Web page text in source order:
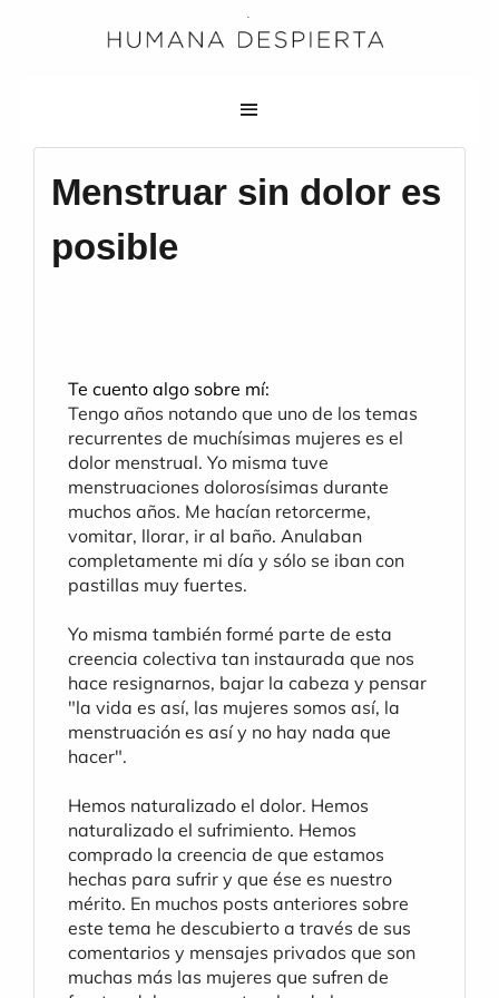
Menstruar sin dolor es
posible
Te cuento algo sobre mí:
Tengo años notando que uno de los temas
recurrentes de muchísimas mujeres es el
dolor menstrual. Yo misma tuve
menstruaciones dolorosísimas durante
muchos años. Me hacían retorcerme,
vomitar, llorar, ir al baño. Anulaban
completamente mi día y sólo se iban con
pastillas muy fuertes.
Yo misma también formé parte de esta
creencia colectiva tan instaurada que nos
hace resignarnos, bajar la cabeza y pensar
"la vida es así, las mujeres somos así, la
menstruación es así y no hay nada que
hacer".
Hemos naturalizado el dolor. Hemos
naturalizado el sufrimiento. Hemos
comprado la creencia de que estamos
hechas para sufrir y que ése es nuestro
mérito. En muchos posts anteriores sobre
este tema he descubierto a través de sus
comentarios y mensajes privados que son
muchas más las mujeres que sufren de